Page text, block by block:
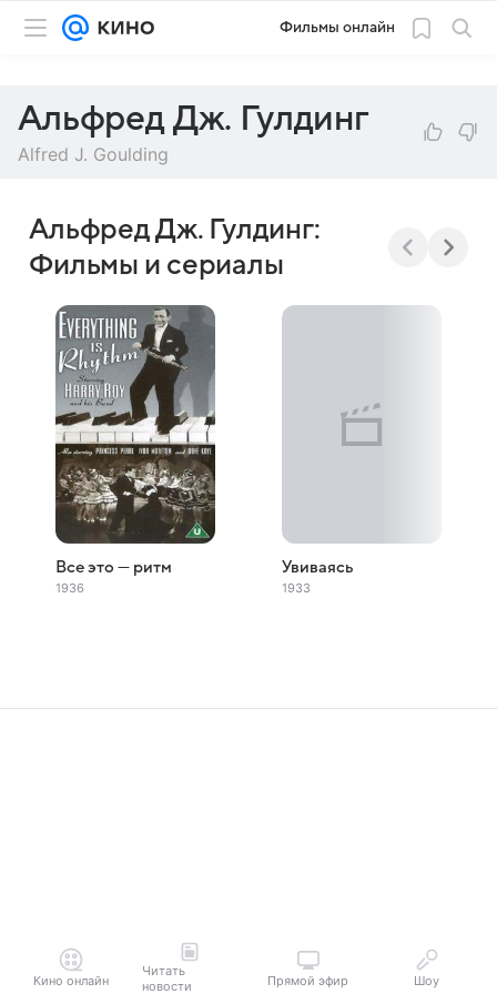
Фильмы онлайн
Альфред Дж. Гулдинг
Alfred J. Goulding
Альфред Дж. Гулдинг:
Фильмы и сериалы
Все это — ритм
1936
Увиваясь
1933
Кино онлайн
Читать
новости
Прямой эфир Шоу